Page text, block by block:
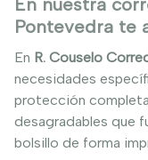
En nuestra
Pontevedra te
En R. Couselo
necesidades
protección
desagradables que
bolsillo de forma